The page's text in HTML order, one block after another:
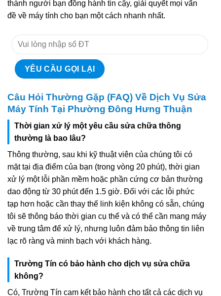
thành người bạn đồng hành tin cậy, giải quyết mọi vấn
đề về máy tính cho bạn một cách nhanh nhất.
Câu Hỏi Thường Gặp (FAQ) Về Dịch Vụ Sửa
Máy Tính Tại Phường Đông Hưng Thuận
Thời gian xử lý một yêu cầu sửa chữa thông
thường là bao lâu?
Thông thường, sau khi kỹ thuật viên của chúng tôi có
mặt tại địa điểm của bạn (trong vòng 20 phút), thời gian
xử lý một lỗi phần mềm hoặc phần cứng cơ bản thường
dao động từ 30 phút đến 1.5 giờ. Đối với các lỗi phức
tạp hơn hoặc cần thay thế linh kiện không có sẵn, chúng
tôi sẽ thông báo thời gian cụ thể và có thể cần mang máy
về trung tâm để xử lý, nhưng luôn đảm bảo thông tin liên
lạc rõ ràng và minh bạch với khách hàng.
Trường Tín có bảo hành cho dịch vụ sửa chữa
không?
Có, Trường Tín cam kết bảo hành cho tất cả các dịch vụ